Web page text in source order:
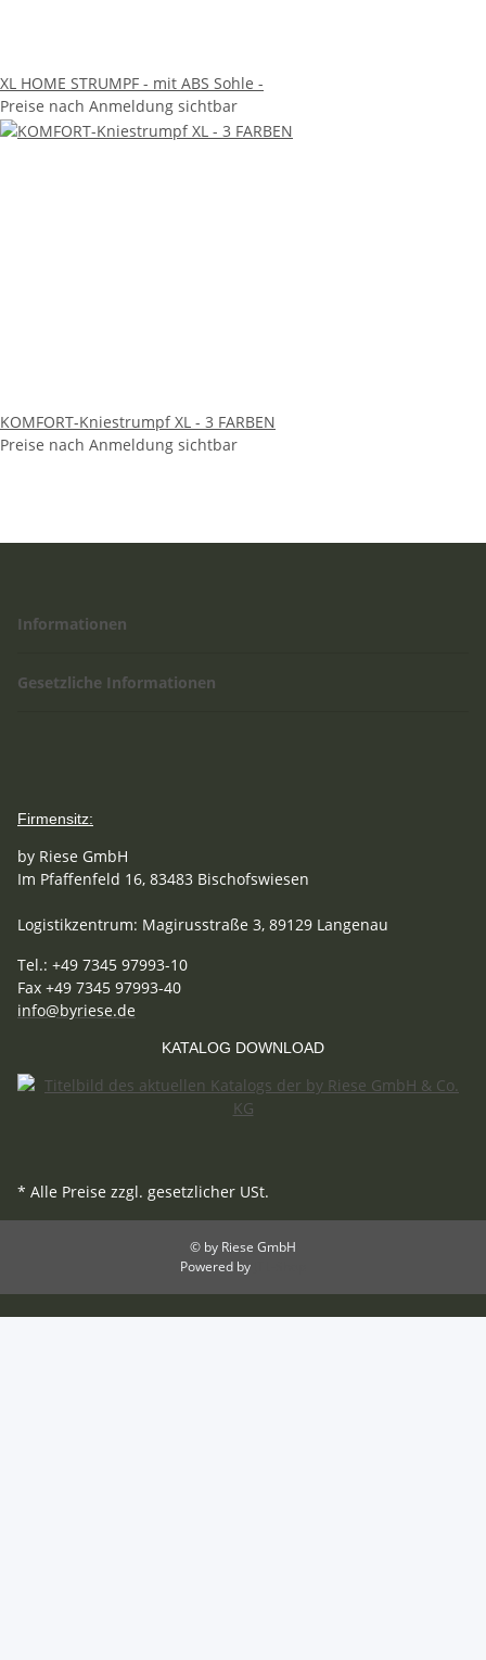
XL HOME STRUMPF - mit ABS Sohle -
Preise nach Anmeldung sichtbar
KOMFORT-Kniestrumpf XL - 3 FARBEN
Preise nach Anmeldung sichtbar
Informationen
Gesetzliche Informationen
Firmensitz:
by Riese GmbH
Im Pfaffenfeld 16, 83483 Bischofswiesen
Logistikzentrum: Magirusstraße 3, 89129 Langenau
Tel.: +49 7345 97993-10
Fax +49 7345 97993-40
info@byriese.de
KATALOG DOWNLOAD
* Alle Preise zzgl. gesetzlicher USt.
© by Riese GmbH
Powered by